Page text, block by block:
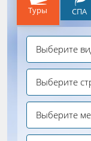
Туры СПА